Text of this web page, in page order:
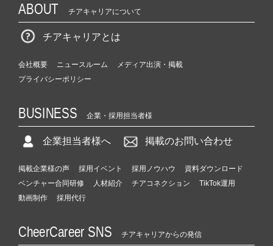
ABOUT チアキャリアについて
チアキャリアとは
会社概要 ニュースルーム
メディア出演・掲載
プライバシーポリシー
BUSINESS 企業・採用担当者様
企業担当者様へ 掲載のお問い合わせ
掲載企業様の声 採用イベント 採用ノウハウ
資料ダウンロード
ベンチャー合同研修
人材紹介 チアコネクション
TikTok運用
動画制作
採用代行
CheerCareer SNS チアキャリアからの発信